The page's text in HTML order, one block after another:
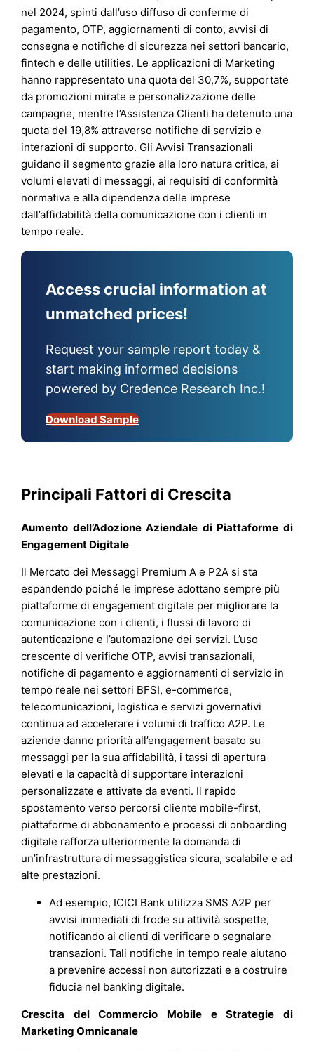
nel 2024, spinti dall’uso diffuso di conferme di
pagamento, OTP, aggiornamenti di conto, avvisi di
consegna e notifiche di sicurezza nei settori bancario,
fintech e delle utilities. Le applicazioni di Marketing
hanno rappresentato una quota del 30,7%, supportate
da promozioni mirate e personalizzazione delle
campagne, mentre l’Assistenza Clienti ha detenuto una
quota del 19,8% attraverso notifiche di servizio e
interazioni di supporto. Gli Avvisi Transazionali
guidano il segmento grazie alla loro natura critica, ai
volumi elevati di messaggi, ai requisiti di conformità
normativa e alla dipendenza delle imprese
dall’affidabilità della comunicazione con i clienti in
tempo reale.
Access crucial information at
unmatched prices!
Request your sample report today &
start making informed decisions
powered by Credence Research Inc.!
Download Sample
Principali Fattori di Crescita
Aumento dell’Adozione Aziendale di Piattaforme di
Engagement Digitale
Il Mercato dei Messaggi Premium A e P2A si sta
espandendo poiché le imprese adottano sempre più
piattaforme di engagement digitale per migliorare la
comunicazione con i clienti, i flussi di lavoro di
autenticazione e l’automazione dei servizi. L’uso
crescente di verifiche OTP, avvisi transazionali,
notifiche di pagamento e aggiornamenti di servizio in
tempo reale nei settori BFSI, e-commerce,
telecomunicazioni, logistica e servizi governativi
continua ad accelerare i volumi di traffico A2P. Le
aziende danno priorità all’engagement basato su
messaggi per la sua affidabilità, i tassi di apertura
elevati e la capacità di supportare interazioni
personalizzate e attivate da eventi. Il rapido
spostamento verso percorsi cliente mobile-first,
piattaforme di abbonamento e processi di onboarding
digitale rafforza ulteriormente la domanda di
un’infrastruttura di messaggistica sicura, scalabile e ad
alte prestazioni.
Ad esempio, ICICI Bank utilizza SMS A2P per
avvisi immediati di frode su attività sospette,
notificando ai clienti di verificare o segnalare
transazioni. Tali notifiche in tempo reale aiutano
a prevenire accessi non autorizzati e a costruire
fiducia nel banking digitale.
Crescita del Commercio Mobile e Strategie di
Marketing Omnicanale